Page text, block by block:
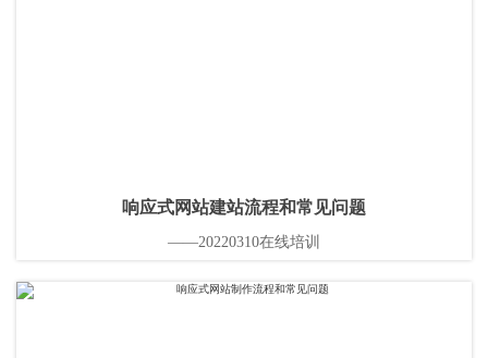
响应式网站建站流程和常见问题
——20220310在线培训